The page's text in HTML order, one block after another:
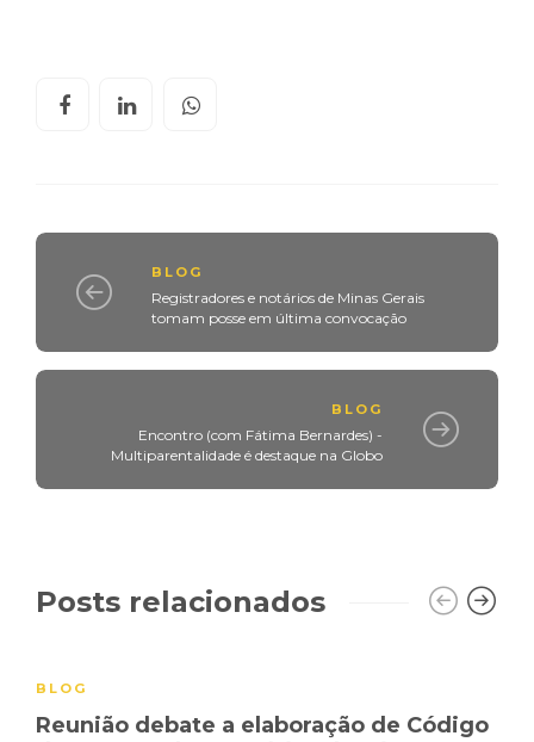
BLOG
Registradores e notários de Minas Gerais
tomam posse em última convocação
BLOG
Encontro (com Fátima Bernardes) -
Multiparentalidade é destaque na Globo
Posts relacionados
BLOG
Reunião debate a elaboração de Código